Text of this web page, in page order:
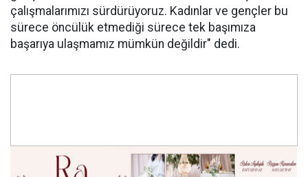
çalışmalarımızı sürdürüyoruz. Kadınlar ve gençler bu
sürece öncülük etmediği sürece tek başımıza
başarıya ulaşmamız mümkün değildir" dedi.